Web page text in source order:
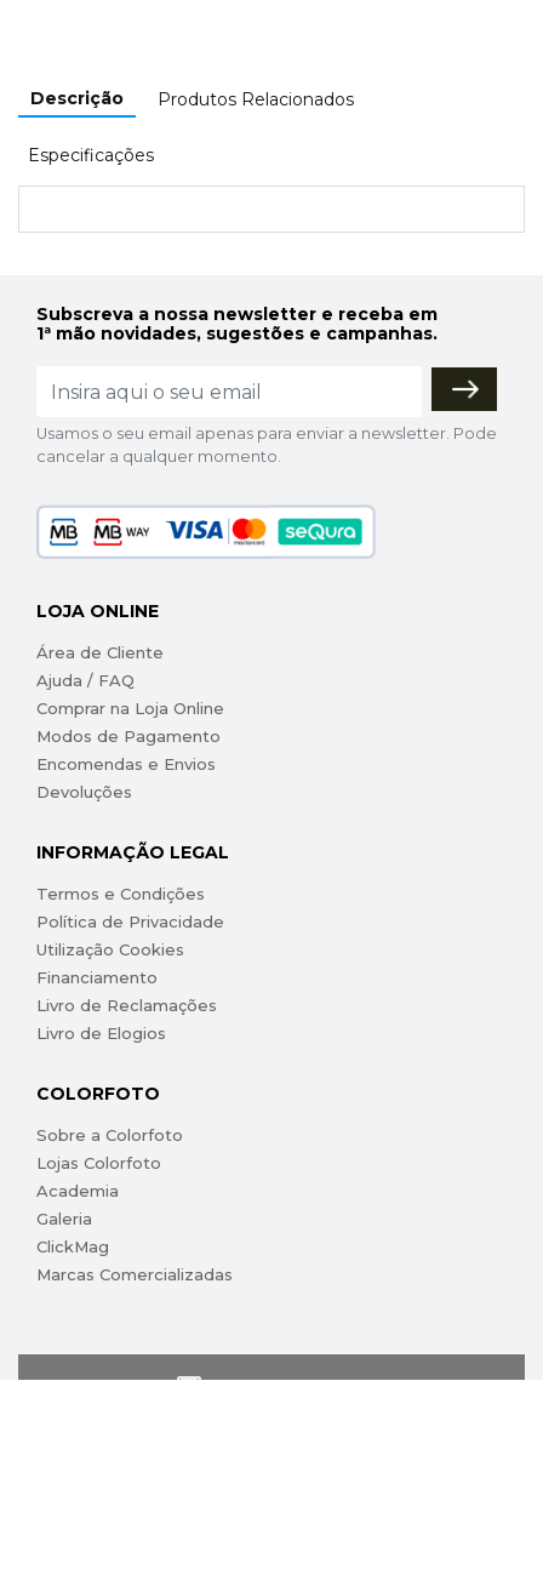
Descrição Produtos Relacionados
Especificações
Subscreva a nossa newsletter e receba em
1ª mão novidades, sugestões e campanhas.
Usamos o seu email apenas para enviar a newsletter. Pode
cancelar a qualquer momento.
LOJA ONLINE
Área de Cliente
Ajuda / FAQ
Comprar na Loja Online
Modos de Pagamento
Encomendas e Envios
Devoluções
INFORMAÇÃO LEGAL
Termos e Condições
Política de Privacidade
Utilização Cookies
Financiamento
Livro de Reclamações
Livro de Elogios
COLORFOTO
Sobre a Colorfoto
Lojas Colorfoto
Academia
Galeria
ClickMag
Marcas Comercializadas
lojaonline@colorfoto.pt